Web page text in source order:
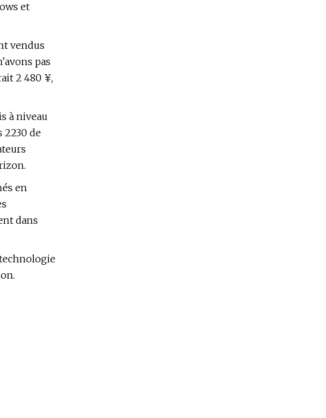
et
vendus
pas
2 480 ¥,
à niveau
2230 de
en
dans